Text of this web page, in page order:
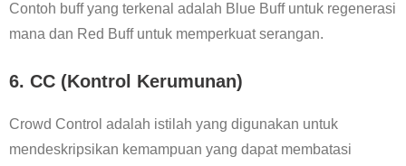
Contoh buff yang terkenal adalah Blue Buff untuk regenerasi
mana dan Red Buff untuk memperkuat serangan.
6. CC (Kontrol Kerumunan)
Crowd Control adalah istilah yang digunakan untuk
mendeskripsikan kemampuan yang dapat membatasi